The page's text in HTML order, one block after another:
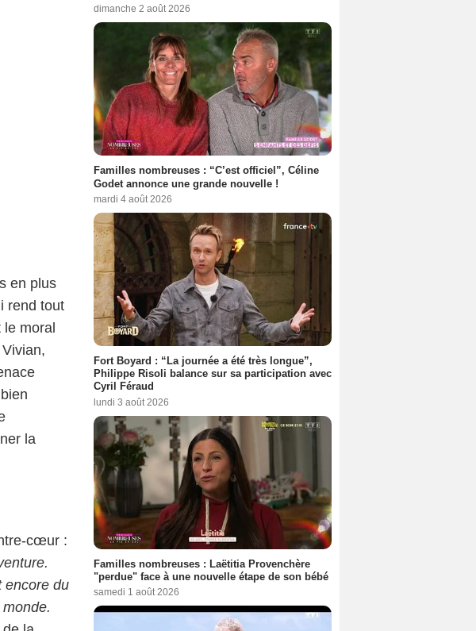
en plus
rend tout
moral
Vivian,
la
cœur :
encore du
dimanche 2 août 2026
Familles nombreuses : “C’est officiel”, Céline
Godet annonce une grande nouvelle !
mardi 4 août 2026
Fort Boyard : “La journée a été très longue”,
Philippe Risoli balance sur sa participation avec
Cyril Féraud
lundi 3 août 2026
Familles nombreuses : Laëtitia Provenchère
"perdue" face à une nouvelle étape de son bébé
samedi 1 août 2026